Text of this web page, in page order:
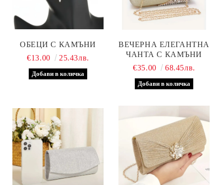
ОБЕЦИ С КАМЪНИ
€13.00
25.43лв.
ВЕЧЕРНА ЕЛЕГАНТНА
ЧАНТА С КАМЪНИ
€35.00
68.45лв.